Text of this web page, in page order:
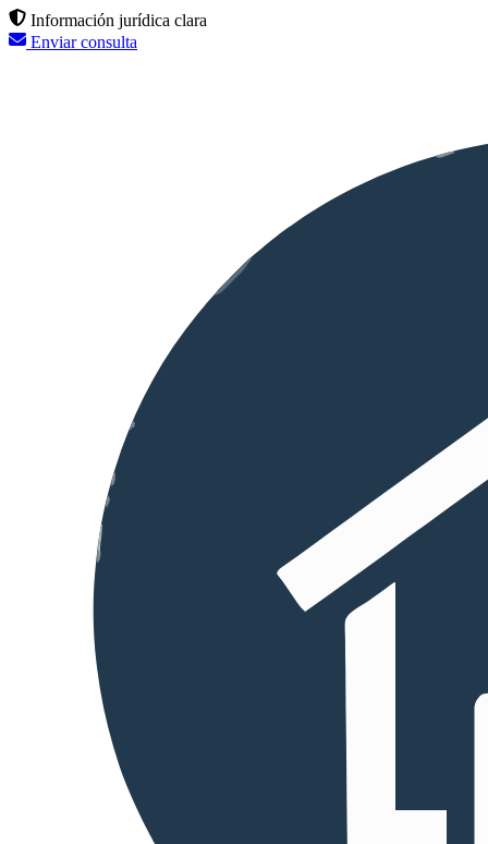
Información jurídica clara
Enviar consulta